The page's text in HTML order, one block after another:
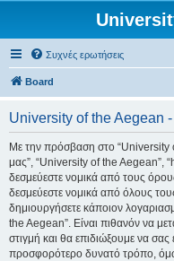
Συχνές ερωτήσεις
Board
University of the Aegean
Με την πρόσβαση στο “University
μας”, “University of the Aegean”,
δεσμεύεστε νομικά από τους
δεσμεύεστε νομικά από όλους
δημιουργήσετε κάποιον
the Aegean”. Είναι πιθανόν να
στιγμή και θα επιδιώξουμε να
προσφορότερο δυνατό τρόπο,